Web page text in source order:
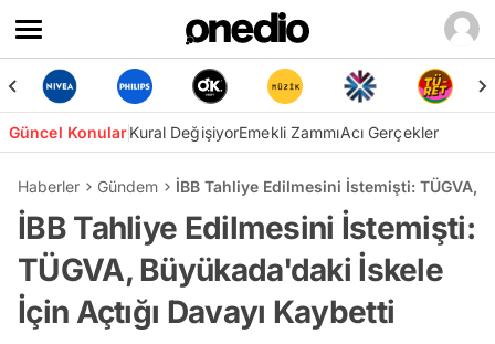
Güncel KonularKural DeğişiyorEmekli ZammıAcı Gerçekler
Haberler Gündem İBB Tahliye Edilmesini İstemişti: TÜGVA,
İBB Tahliye Edilmesini İstemişti:
TÜGVA, Büyükada'daki İskele
İçin Açtığı Davayı Kaybetti